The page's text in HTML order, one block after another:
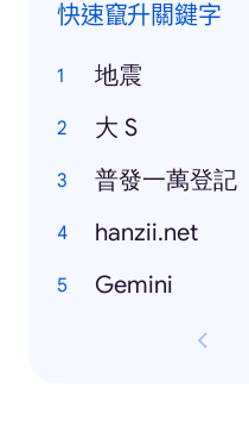
快速竄升關鍵字
地震
大 S
普發一萬登記
hanzii.net
Gemini